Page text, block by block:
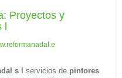
Proyectos y
s l servicios de pintores